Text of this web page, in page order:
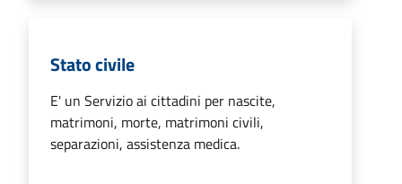
Stato civile
E' un Servizio ai cittadini per nascite,
matrimoni, morte, matrimoni civili,
separazioni, assistenza medica.